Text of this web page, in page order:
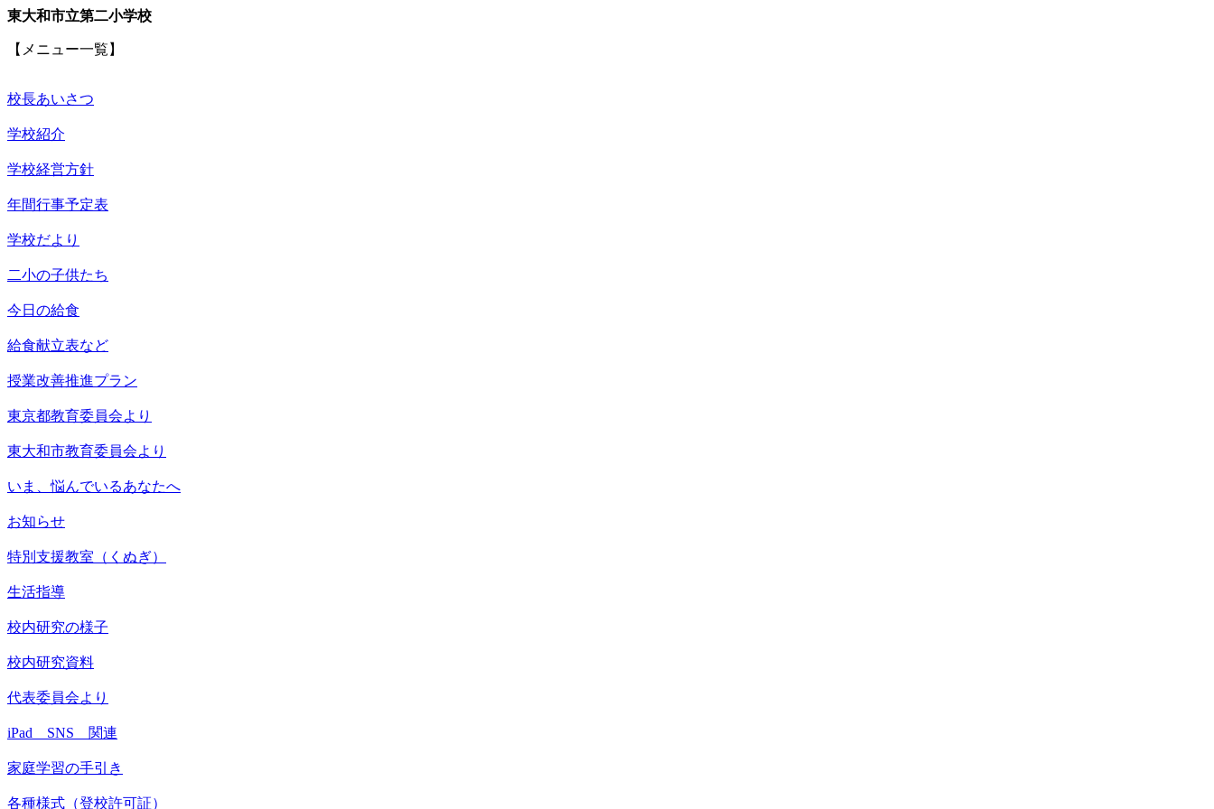
東大和市立第二小学校
【メニュー一覧】
校長あいさつ
学校紹介
学校経営方針
年間行事予定表
学校だより
二小の子供たち
今日の給食
給食献立表など
授業改善推進プラン
東京都教育委員会より
東大和市教育委員会より
いま、悩んでいるあなたへ
お知らせ
特別支援教室（くぬぎ）
生活指導
校内研究の様子
校内研究資料
代表委員会より
iPad SNS 関連
家庭学習の手引き
各種様式（登校許可証）